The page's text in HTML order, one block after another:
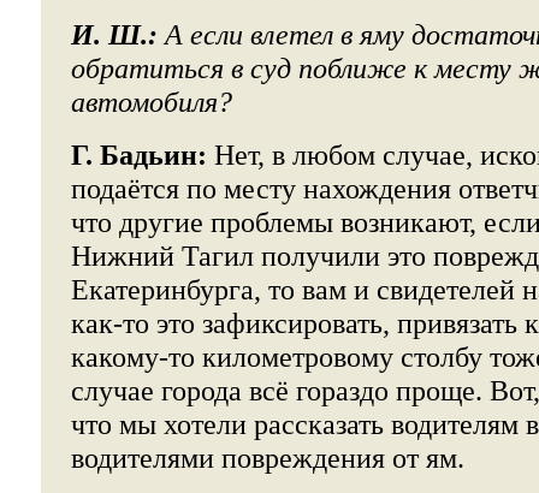
И. Ш.: А если влетел в яму
обратиться в суд поближе к месту
автомобиля?
Г. Бадьин: Нет, в любом случае,
подаётся по месту нахождения
что другие проблемы возникают,
Нижний Тагил получили это
Екатеринбурга, то вам и свидетелей
как-то это зафиксировать, привязать
какому-то километровому столбу
случае города всё гораздо проще.
что мы хотели рассказать водителям
водителями повреждения от ям.